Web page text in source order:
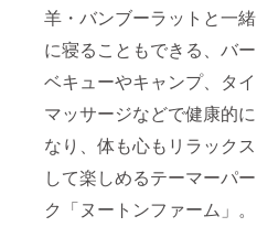
羊・バンブーラットと一緒
に寝ることもできる、バー
ベキューやキャンプ、タイ
マッサージなどで健康的に
なり、体も心もリラックス
して楽しめるテーマーパー
ク「ヌートンファーム」。